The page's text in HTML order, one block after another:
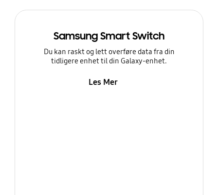
Samsung Smart Switch
Du kan raskt og lett overføre data fra din
tidligere enhet til din Galaxy-enhet.
Les Mer